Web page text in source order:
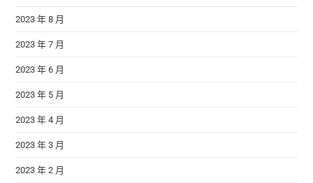
2023 年 8 月
2023 年 7 月
2023 年 6 月
2023 年 5 月
2023 年 4 月
2023 年 3 月
2023 年 2 月